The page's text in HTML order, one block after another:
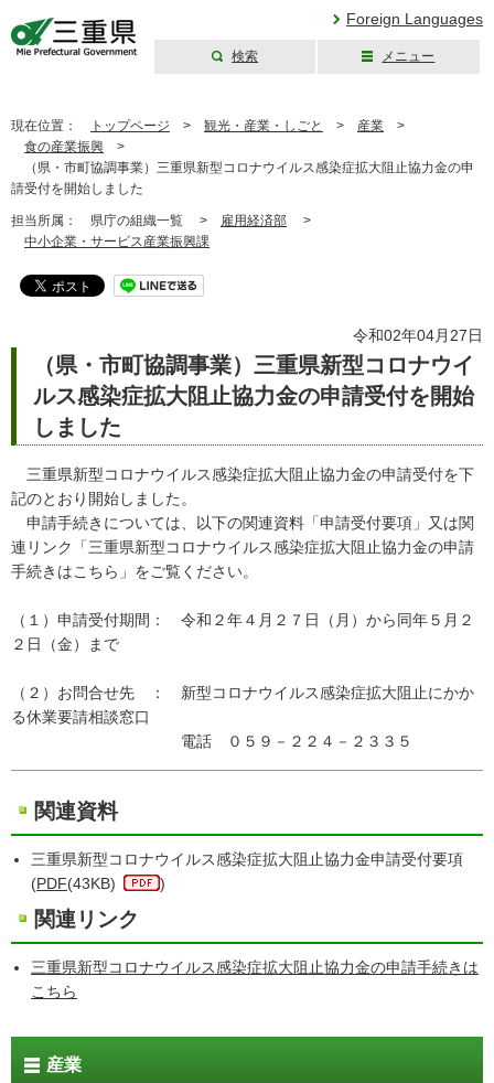
Foreign Languages
検索 メニュー
現在位置： トップページ > 観光・産業・しごと > 産業 >
食の産業振興 >
（県・市町協調事業）三重県新型コロナウイルス感染症拡大阻止協力金の申
請受付を開始しました
担当所属： 県庁の組織一覧 > 雇用経済部 >
中小企業・サービス産業振興課
令和02年04月27日
（県・市町協調事業）三重県新型コロナウイ
ルス感染症拡大阻止協力金の申請受付を開始
しました
三重県新型コロナウイルス感染症拡大阻止協力金の申請受付を下
記のとおり開始しました。
申請手続きについては、以下の関連資料「申請受付要項」又は関
連リンク「三重県新型コロナウイルス感染症拡大阻止協力金の申請
手続きはこちら」をご覧ください。
（１）申請受付期間： 令和２年４月２７日（月）から同年５月２
２日（金）まで
（２）お問合せ先 ： 新型コロナウイルス感染症拡大阻止にかか
る休業要請相談窓口
電話 ０５９－２２４－２３３５
関連資料
三重県新型コロナウイルス感染症拡大阻止協力金申請受付要項
(PDF(43KB) )
関連リンク
三重県新型コロナウイルス感染症拡大阻止協力金の申請手続きは
こちら
産業